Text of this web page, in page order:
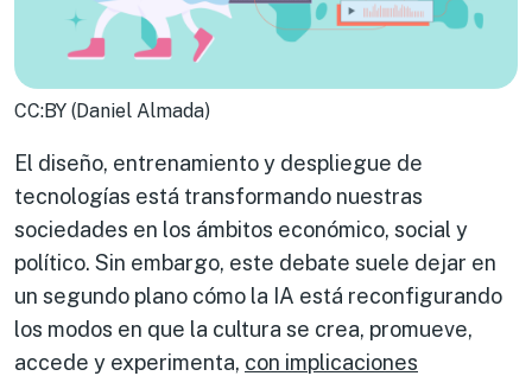
CC:BY (Daniel Almada)
El diseño, entrenamiento y despliegue de
tecnologías está transformando nuestras
sociedades en los ámbitos económico, social y
político. Sin embargo, este debate suele dejar en
un segundo plano cómo la IA está reconfigurando
los modos en que la cultura se crea, promueve,
accede y experimenta, con implicaciones